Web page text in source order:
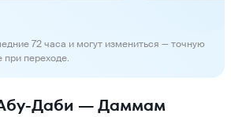
72 часа и могут измениться — точную
при переходе.
Даби — Даммам